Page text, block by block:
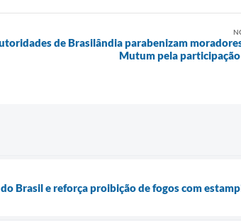
de Brasilândia parabenizam
Mutum pela
Brasil e reforça proibição de fogos com